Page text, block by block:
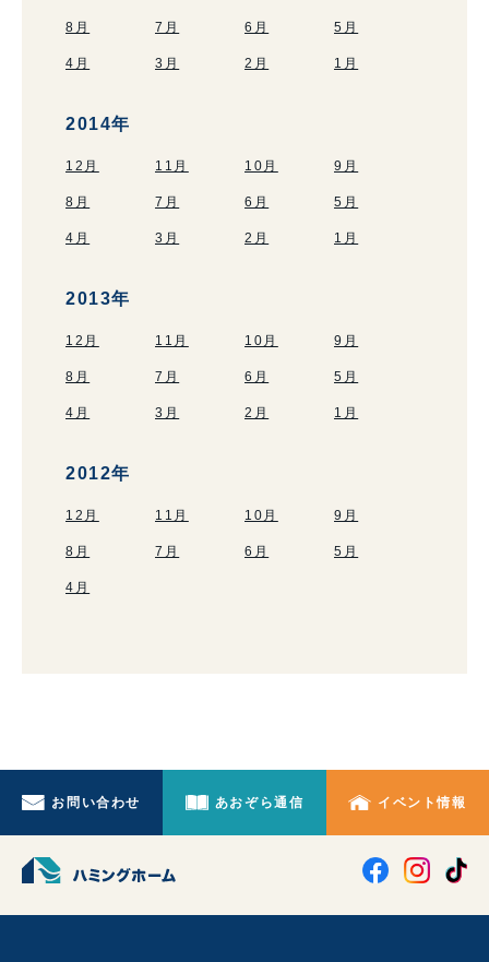
8月 7月 6月 5月
4月 3月 2月 1月
2014年
12月 11月 10月 9月
8月 7月 6月 5月
4月 3月 2月 1月
2013年
12月 11月 10月 9月
8月 7月 6月 5月
4月 3月 2月 1月
2012年
12月 11月 10月 9月
8月 7月 6月 5月
4月
お問い合わせ あおぞら通信 イベント情報